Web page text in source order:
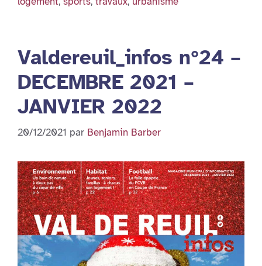
Valdereuil_infos n°24 –
DECEMBRE 2021 –
JANVIER 2022
20/12/2021 par Benjamin Barber